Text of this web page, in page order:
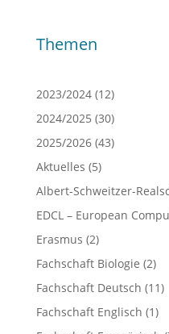
Themen
2023/2024(12)
2024/2025 (30)
2025/2026(43)
Aktuelles (5)
Albert-Schweitzer-
EDCL – European
Erasmus (2)
Fachschaft Biologie (2)
Fachschaft Deutsch (11)
Fachschaft Englisch (1)